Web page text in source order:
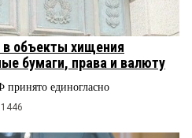
объекты хищения
бумаги, права и валюту
единогласно
1446